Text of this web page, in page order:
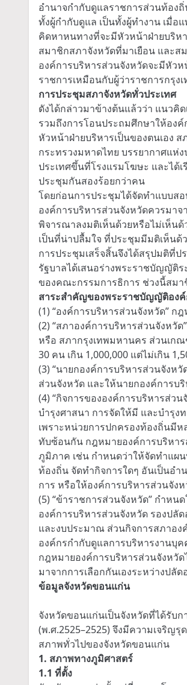
อำนาจกำกับดูแลราชการส่วนท้อง
ทั้งผู้กำกับดูแล เป็นทั้งผู้ทำงาน เมื่
คิดหาหนทางที่จะมีหัวหน้าฝ่ายบริห
สมาชิกสภาจังหวัดที่มาเยือน และส
องค์การบริหารส่วนจังหวัดจะมีหัว
ราชการเหมือนกับผู้ว่าราชการกรุง
การประชุมสภาจังหวัดทั่วประเทศ
ดังได้กล่าวมาข้างต้นแล้วว่า แนวคิ
รวมถึงการโอนประถมศึกษาให้อง
หัวหน้าฝ่ายบริหารเป็นของตนเอง
กระทรวงมหาดไทย บรรยากาศแห่
ประเทศขึ้นที่โรงแรมโฆษะ และได้
ประชุมกันสองร้อยกว่าคน
โดยก่อนการประชุมได้จัดทำแบบส
องค์การบริหารส่วนจังหวัดควรมาจ
พิจารณาลงมติเห็นด้วยหรือไม่เห็นด้
เป็นที่น่าปลื้มใจ ที่ประชุมมีมติเห็นด้
การประชุมเสร็จสิ้นจึงได้สรุปมติที่
รัฐบาลได้เสนอร่างพระราชบัญญัติ
ของคณะกรรมการธิการ ช่วงนี้สมา
สาระสำคัญของพระราชบัญญัติองค์
(1) “องค์การบริหารส่วนจังหวัด”
(2) “สภาองค์การบริหารส่วนจังหวั
หรือ สภากรุงเทพมหานคร ส่วนเก
30 คน เกิน 1,000,000 แต่ไม่เกิน
(3) “นายกองค์การบริหารส่วนจังห
ส่วนจังหวัด และให้นายกองค์การบ
(4) “กิจการขององค์การบริหารส่ว
บำรุงศาสนา การจัดให้มี และบำรุ
เพราะหน่วยการปกครองท้องถิ่นมี
ทับซ้อนกัน กฎหมายองค์การบริหาร
ภูมิภาค เช่น กำหนดว่าให้จัดทำแผ
ท้องถิ่น จัดทำกิจการใดๆ อันเป็นอ
การ หรือให้องค์การบริหารส่วนจัง
(5) “ข้าราชการส่วนจังหวัด” กำห
องค์การบริหารส่วนจังหวัด รองปลั
และงบประมาณ ส่วนกิจการสภาอง
องค์กรกำกับดูแลการบริหารงานบุ
กฎหมายองค์การบริหารส่วนจังหวั
มาจากการเลือกกันเองระหว่างป
ข้อมูลจังหวัดขอนแก่น
จังหวัดขอนแก่นเป็นจังหวัดที่ได้รับ
(พ.ศ.2525–2525) จึงมีความเจริญ
สภาพทั่วไปของจังหวัดขอนแก่น
1. สภาพทางภูมิศาสตร์
1.1 ที่ตั้ง